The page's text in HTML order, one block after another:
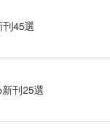
45選
刊25選